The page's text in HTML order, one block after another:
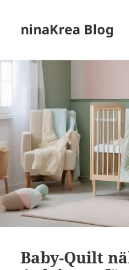
ninaKrea Blog
Baby-Quilt